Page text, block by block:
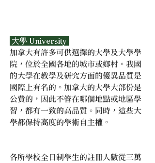
大學 University
加拿大有許多可供選擇的大學及大學學
院，位於全國各地的城市或鄉村。我國
的大學在教學及研究方面的優異品質是
國際上有名的。加拿大的大學大部份是
公費的，因此不管在哪個地點或地區學
習，都有一致的高品質。同時，這些大
學都保持高度的學術自主權。
各所學校全日制學生的註冊人數從三萬